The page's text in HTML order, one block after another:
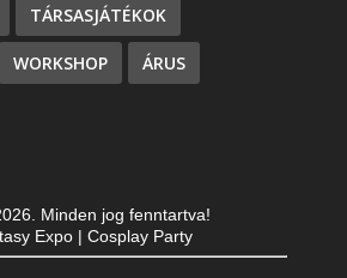
TÁRSASJÁTÉKOK
WORKSHOP ÁRUS
Minden jog fenntartva!
Expo | Cosplay Party